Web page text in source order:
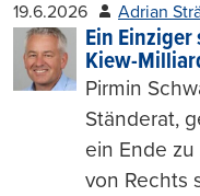
19.6.2026 Adrian
Ein
Kiew-
Pirmin
Ständerat,
ein Ende
von Rechts